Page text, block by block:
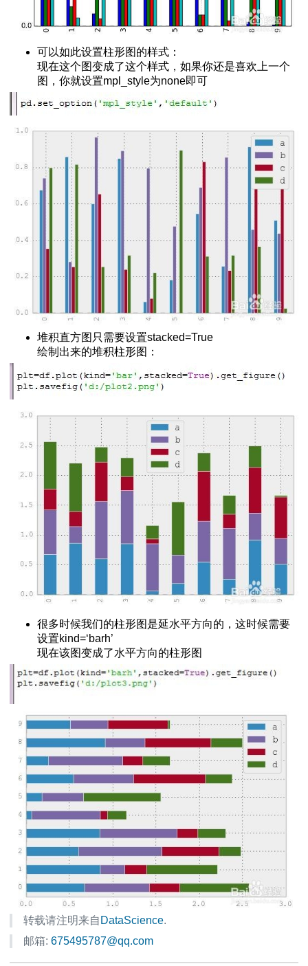
部分
分
最佳实践
作(multiindex)第二部分
可以如此设置柱形图的样式：
现在这个图变成了这个样式，如果你还是喜欢上一个
图，你就设置mpl_style为none即可
堆积直方图只需要设置stacked=True
绘制出来的堆积柱形图：
很多时候我们的柱形图是延水平方向的，这时候需要
设置kind=‘barh’
现在该图变成了水平方向的柱形图
转载请注明来自 DataScience.
邮箱: 675495787@qq.com